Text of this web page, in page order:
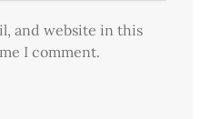
and website in this
I comment.